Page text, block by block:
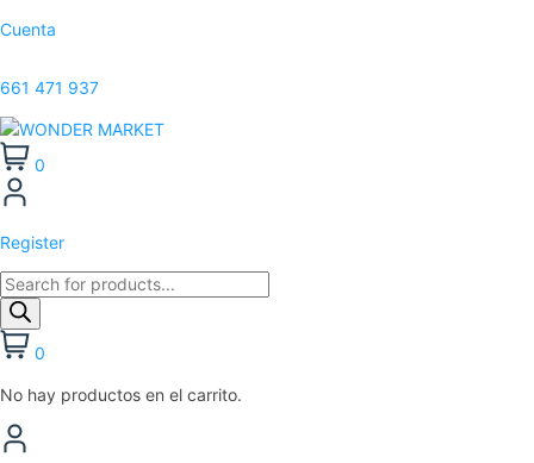
Cuenta
661 471 937
0
Register
0
No hay productos en el carrito.